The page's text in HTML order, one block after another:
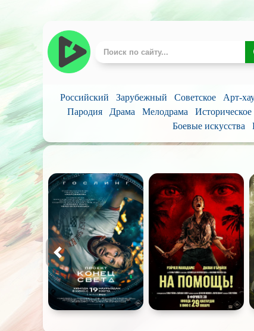
Российский Зарубежный Советское Арт-
Пародия
Драма Мелодрама Историческое
Боевые искусства